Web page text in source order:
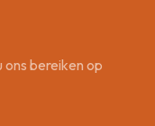
bereiken op